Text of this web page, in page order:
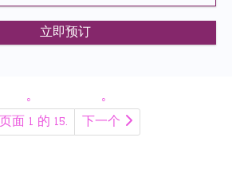
立即预订
页面 1 的 15. 下一个